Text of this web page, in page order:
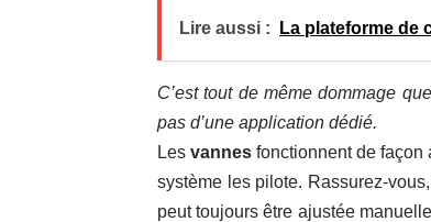
Lire aussi : La plateforme de
C’est tout de même dommage
pas d’une application dédié.
Lesvannes fonctionnent de façon
système les pilote. Rassurez-
peut toujours être ajustée